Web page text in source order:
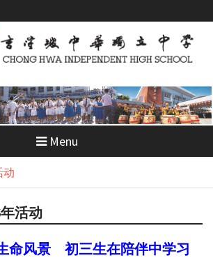
Menu
动
活动
命风景 初三生在陪伴中学习